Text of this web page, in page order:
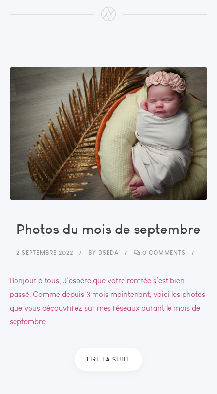
Photos du mois de septembre
2 SEPTEMBRE 2022 BY DSEDA 0 COMMENTS
Bonjour à tous, J’espère que votre rentrée s’est bien
passé. Comme depuis 3 mois maintenant, voici les photos
que vous découvrirez sur mes réseaux durant le mois de
septembre...
LIRE LA SUITE